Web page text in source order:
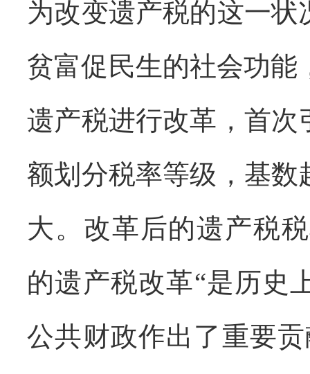
为改变遗产税的这一
贫富促民生的社会功能
遗产税进行改革，首
额划分税率等级，基
大。改革后的遗产税
的遗产税改革“是历
公共财政作出了重要